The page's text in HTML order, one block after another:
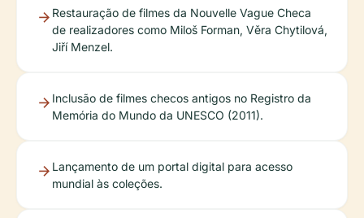
Restauração de filmes da Nouvelle Vague Checa
de realizadores como Miloš Forman, Věra Chytilová,
Jiří Menzel.
Inclusão de filmes checos antigos no Registro da
Memória do Mundo da UNESCO (2011).
Lançamento de um portal digital para acesso
mundial às coleções.